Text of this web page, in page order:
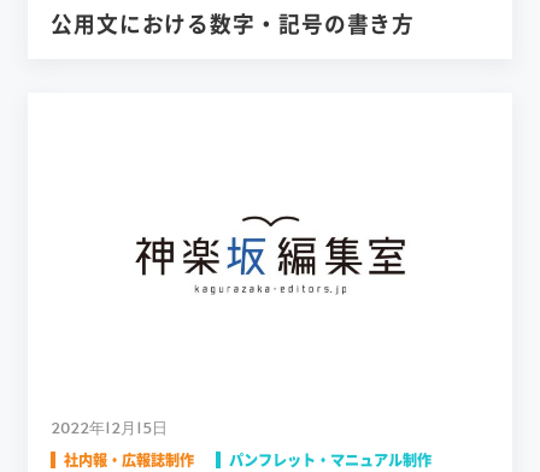
公用文における数字・記号の書き方
2022年12月15日
社内報・広報誌制作
パンフレット・マニュアル制作